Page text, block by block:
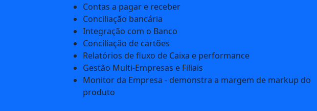
Contas a pagar e receber
Conciliação bancária
Integração com o Banco
Conciliação de cartões
Relatórios de fluxo de Caixa e performance
Gestão Multi-Empresas e Filiais
Monitor da Empresa - demonstra a margem de markup do
produto